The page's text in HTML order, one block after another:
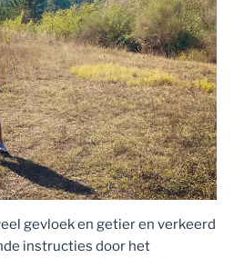
gevloek en getier en verkeerd
instructies door het